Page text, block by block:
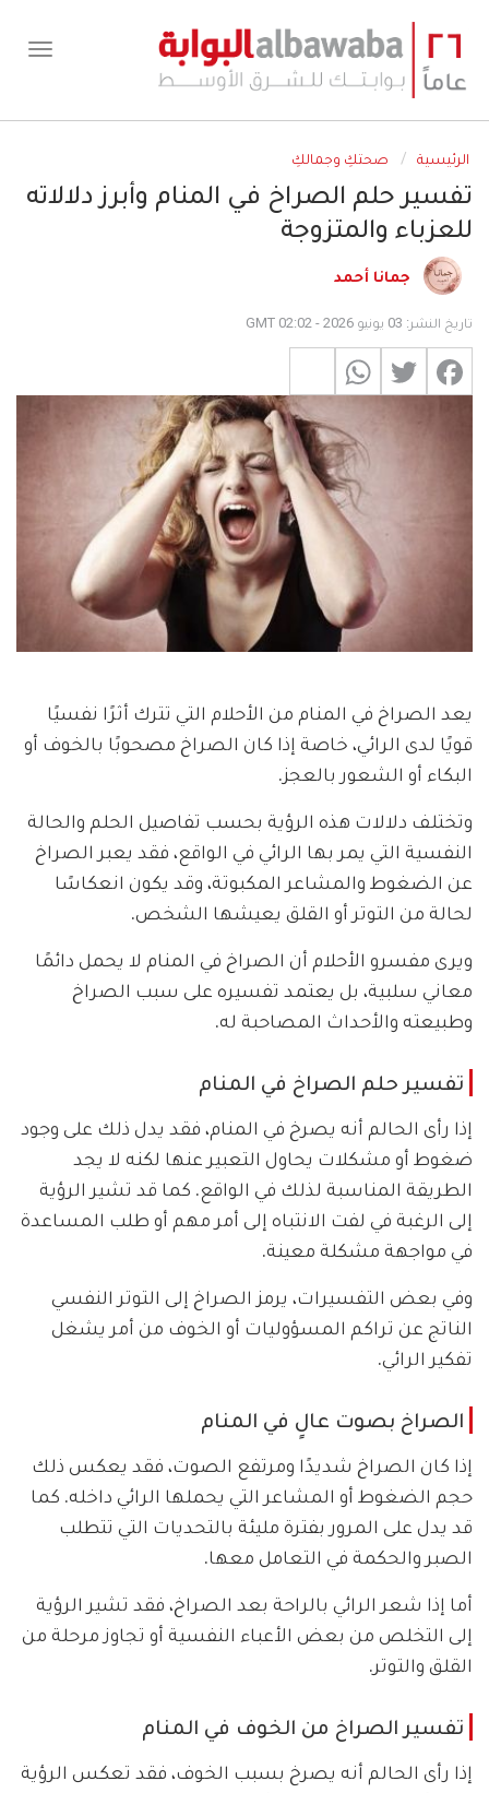
main
الرئيسية صحتكِ وجمالكِ
تفسير حلم الصراخ في المنام وأبرز دلالاته
للعزباء والمتزوجة
جمانا أحمد
تاريخ النشر: 03 يونيو 2026 - 02:02 GMT
Facebook
Twitter
يعد الصراخ في المنام من الأحلام التي تترك أثرًا نفسيًا
قويًا لدى الرائي، خاصة إذا كان الصراخ مصحوبًا بالخوف أو
البكاء أو الشعور بالعجز.
وتختلف دلالات هذه الرؤية بحسب تفاصيل الحلم والحالة
النفسية التي يمر بها الرائي في الواقع، فقد يعبر الصراخ
عن الضغوط والمشاعر المكبوتة، وقد يكون انعكاسًا
لحالة من التوتر أو القلق يعيشها الشخص.
ويرى مفسرو الأحلام أن الصراخ في المنام لا يحمل دائمًا
معاني سلبية، بل يعتمد تفسيره على سبب الصراخ
وطبيعته والأحداث المصاحبة له.
تفسير حلم الصراخ في المنام
إذا رأى الحالم أنه يصرخ في المنام، فقد يدل ذلك على وجود
ضغوط أو مشكلات يحاول التعبير عنها لكنه لا يجد
الطريقة المناسبة لذلك في الواقع. كما قد تشير الرؤية
إلى الرغبة في لفت الانتباه إلى أمر مهم أو طلب المساعدة
في مواجهة مشكلة معينة.
وفي بعض التفسيرات، يرمز الصراخ إلى التوتر النفسي
الناتج عن تراكم المسؤوليات أو الخوف من أمر يشغل
تفكير الرائي.
الصراخ بصوت عالٍ في المنام
إذا كان الصراخ شديدًا ومرتفع الصوت، فقد يعكس ذلك
حجم الضغوط أو المشاعر التي يحملها الرائي داخله. كما
قد يدل على المرور بفترة مليئة بالتحديات التي تتطلب
الصبر والحكمة في التعامل معها.
أما إذا شعر الرائي بالراحة بعد الصراخ، فقد تشير الرؤية
إلى التخلص من بعض الأعباء النفسية أو تجاوز مرحلة من
القلق والتوتر.
تفسير الصراخ من الخوف في المنام
إذا رأى الحالم أنه يصرخ بسبب الخوف، فقد تعكس الرؤية